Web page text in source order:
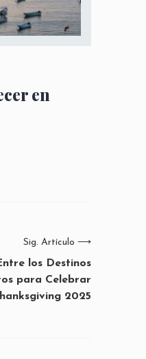
en
Sig. Artículo ⟶
los Destinos
para Celebrar
2025